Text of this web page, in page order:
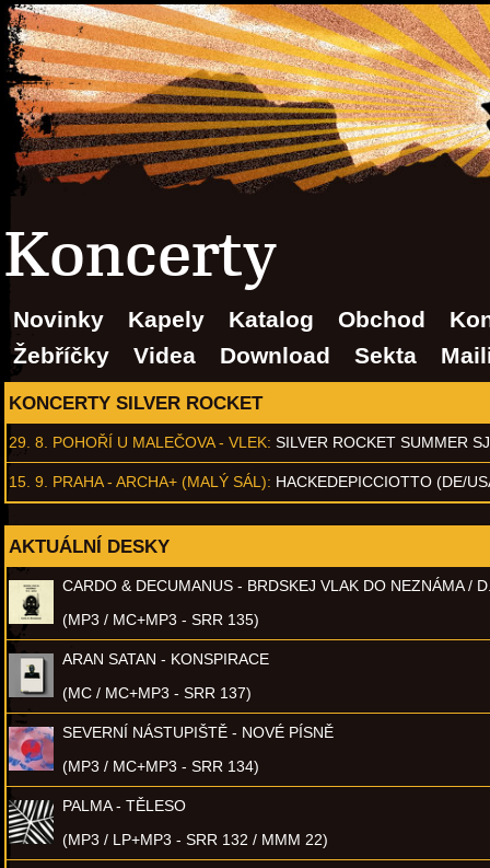
Koncerty
Novinky Kapely Katalog Obchod
Žebříčky
Videa Download Sekta
KONCERTY SILVER ROCKET
29. 8. POHOŘÍ U MALEČOVA - VLEK: SILVER ROCKET SUMMER
15. 9. PRAHA - ARCHA+ (MALÝ SÁL): HACKEDEPICCIOTTO (DE/
AKTUÁLNÍ DESKY
CARDO & DECUMANUS - BRDSKEJ VLAK DO NEZNÁMA /
(MP3 / MC+MP3 - SRR 135)
ARAN SATAN - KONSPIRACE
(MC / MC+MP3 - SRR 137)
SEVERNÍ NÁSTUPIŠTĚ - NOVÉ PÍSNĚ
(MP3 / MC+MP3 - SRR 134)
PALMA - TĚLESO
(MP3 / LP+MP3 - SRR 132 / MMM 22)